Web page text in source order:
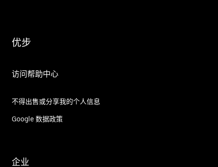
优步
访问帮助中心
不得出售或分享我的个人信息
Google 数据政策
企业